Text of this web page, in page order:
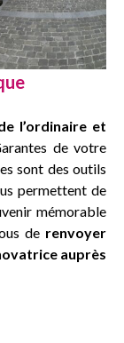
l’ordinaire et
de votre
sont des outils
permettent de
mémorable
de renvoyer
auprès